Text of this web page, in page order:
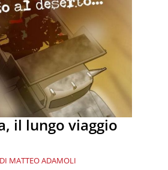
il lungo viaggio
DI MATTEO ADAMOLI